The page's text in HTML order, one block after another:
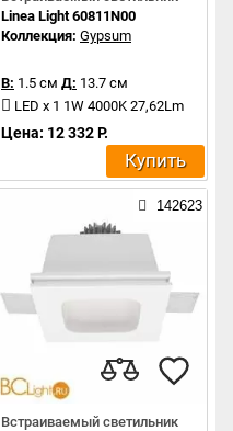
Linea Light 60811N00
Коллекция: Gypsum
В: 1.5 см Д: 13.7 см
LED x 1 1W 4000K 27,62Lm
Цена: 12 332 Р.
Купить
142623
Встраиваемый светильник